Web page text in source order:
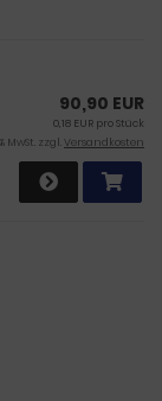
90,90 EUR
0,18 EUR pro Stück
MwSt. zzgl.Versandkosten